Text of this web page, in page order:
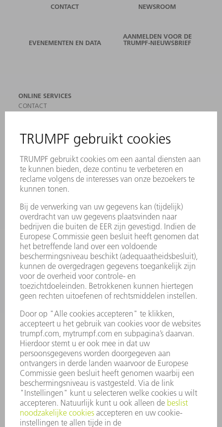
CONTACT NEWSROOM
EVENEMENTEN EN DATA
AANMELDEN VOOR DE
TRUMPF-NIEUWSBRIEF
ONLINE SERVICES
CONTACT
AANMELDEN VOOR NIEUWSBRIEF
MYTRUMPF
VEILIGHEIDSGEGEVENSBLADEN
PRODUCTEN
MACHINES & SYSTEMEN
LASER
ELEKTROGEREEDSCHAP
SMART FACTORY
SOFTWARE
SERVICES
TOEPASSINGEN
SECTOREN
ONDERNEMING
CARRIÈRE
VACATURES
BEDRIJFSPROFIEL
JAARVERSLAG
BEDRIJFSPRINCIPES
COMPLIANCE
KLOKKENLUIDERSYSTEEM
BEVEILIGING
PERSBERICHTEN
TIJDSCHRIFTEN
DUURZAAMHEID
MILIEU EN KLIMAAT
SAMENLEVING EN ONDERNEMING
BEDRIJFSVOERING